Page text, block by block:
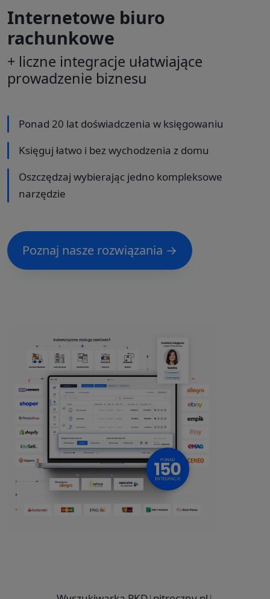
Internetowe biuro
rachunkowe
+ liczne integracje ułatwiające
prowadzenie biznesu
Ponad 20 lat doświadczenia w księgowaniu
Księguj łatwo i bez wychodzenia z domu
Oszczędzaj wybierając jedno kompleksowe
narzędzie
Poznaj nasze rozwiązania →